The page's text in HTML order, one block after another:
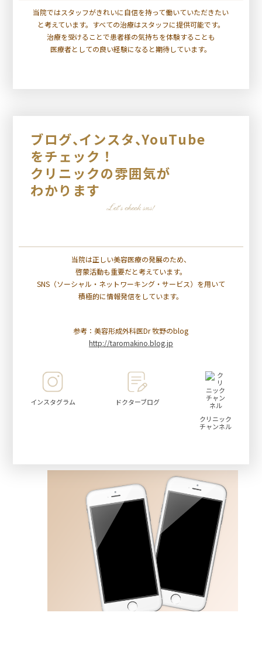
当院ではスタッフがきれいに自信を持って働いていただきたい
と考えています。すべての治療はスタッフに提供可能です。
治療を受けることで患者様の気持ちを体験することも
医療者としての良い経験になると期待しています。
ブログ、インスタ、YouTube
をチェック！
クリニックの雰囲気が
わかります
当院は正しい美容医療の発展のため、
啓蒙活動も重要だと考えています。
SNS（ソーシャル・ネットワーキング・サービス）を用いて
積極的に情報発信をしています。
参考：美容形成外科医Dr 牧野のblog
http://taromakino.blog.jp
インスタグラム
ドクターブログ
クリニック
チャンネル